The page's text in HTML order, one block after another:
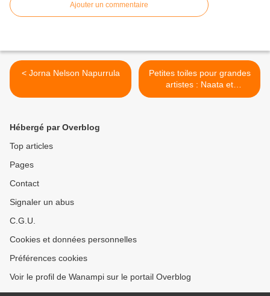
Ajouter un commentaire
< Jorna Nelson Napurrula
Petites toiles pour grandes
artistes : Naata et
Nyurrapaya >
Hébergé par Overblog
Top articles
Pages
Contact
Signaler un abus
C.G.U.
Cookies et données personnelles
Préférences cookies
Voir le profil de Wanampi sur le portail Overblog